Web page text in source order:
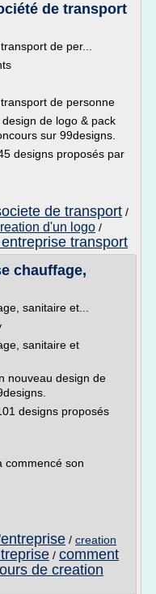
de transport
de per...
de personne
de logo & pack
sur 99designs.
designs proposés par
de transport /
d'un logo /
transport
chauffage,
sanitaire et...
sanitaire et
nouveau design de
designs proposés
commencé son
/ creation
/ comment
de creation